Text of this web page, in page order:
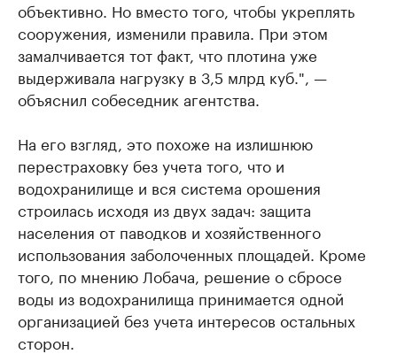
объективно. Но вместо того, чтобы укреплять
сооружения, изменили правила. При этом
замалчивается тот факт, что плотина уже
выдерживала нагрузку в 3,5 млрд куб.", —
объяснил собеседник агентства.
На его взгляд, это похоже на излишнюю
перестраховку без учета того, что и
водохранилище и вся система орошения
строилась исходя из двух задач: защита
населения от паводков и хозяйственного
использования заболоченных площадей. Кроме
того, по мнению Лобача, решение о сбросе
воды из водохранилища принимается одной
организацией без учета интересов остальных
сторон.